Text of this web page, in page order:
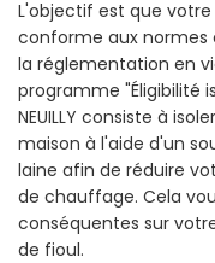
L'objectif est que
conforme aux normes
la réglementation en
programme "Éligibilité
NEUILLY consiste à
maison à l'aide d'un
laine afin de réduire
de chauffage. Cela
conséquentes sur
de fioul.